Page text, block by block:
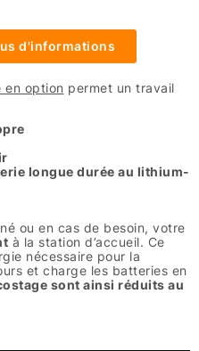
d'informations
en option permet un travail
longue durée au lithium-
ou en cas de besoin, votre
à la station d’accueil. Ce
nécessaire pour la
et charge les batteries en
sont ainsi réduits au